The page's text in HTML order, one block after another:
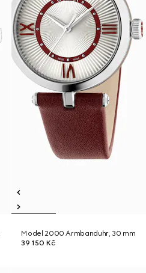
Model 2000 Armbanduhr, 30 mm
39 150 Kč